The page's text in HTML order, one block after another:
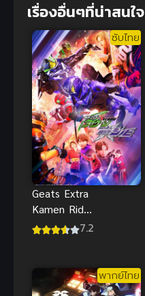
เรื่องอื่นๆที่น่าสนใจ
ซับไทย
Geats Extra
Kamen Rider
Tycoon
Shinobi ซับ
ไทย
7.2
พากย์ไทย